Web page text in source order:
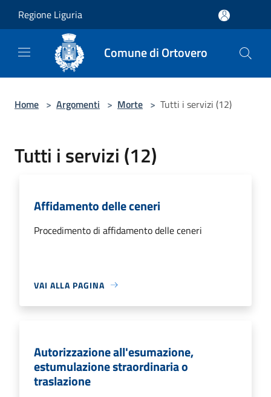
Regione Liguria
Comune di Ortovero
Home > Argomenti > Morte > Tutti i servizi (12)
Tutti i servizi (12)
Affidamento delle ceneri
Procedimento di affidamento delle ceneri
VAI ALLA PAGINA
Autorizzazione all'esumazione,
estumulazione straordinaria o
traslazione